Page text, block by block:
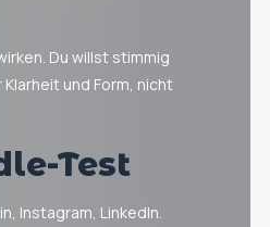
Du willst stimmig
und Form, nicht
Test
Instagram, LinkedIn.